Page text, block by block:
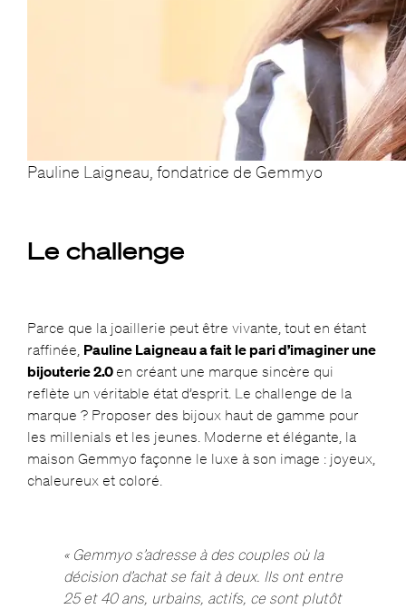
Pauline Laigneau, fondatrice de Gemmyo
Le challenge
Parce que la joaillerie peut être vivante, tout en étant
raffinée, Pauline Laigneau a fait le pari d’imaginer une
bijouterie 2.0 en créant une marque sincère qui
reflète un véritable état d’esprit. Le challenge de la
marque ? Proposer des bijoux haut de gamme pour
les millenials et les jeunes. Moderne et élégante, la
maison Gemmyo façonne le luxe à son image : joyeux,
chaleureux et coloré.
« Gemmyo s’adresse à des couples où la
décision d’achat se fait à deux. Ils ont entre
25 et 40 ans, urbains, actifs, ce sont plutôt